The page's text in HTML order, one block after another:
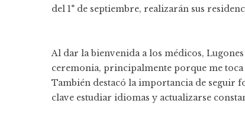
del 1° de septiembre, realizarán sus
Al dar la bienvenida a los médicos,
ceremonia, principalmente porque me
También destacó la importancia de seguir
clave estudiar idiomas y actualizarse